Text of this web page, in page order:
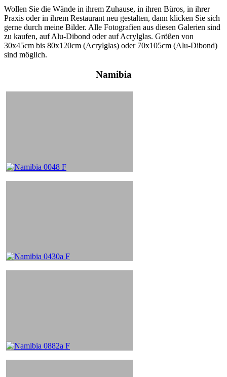
Wollen Sie die Wände in ihrem Zuhause, in ihren Büros, in ihrer
Praxis oder in ihrem Restaurant neu gestalten, dann klicken Sie sich
gerne durch meine Bilder. Alle Fotografien aus diesen Galerien sind
zu kaufen, auf Alu-Dibond oder auf Acrylglas. Größen von
30x45cm bis 80x120cm (Acrylglas) oder 70x105cm (Alu-Dibond)
sind möglich.
Namibia